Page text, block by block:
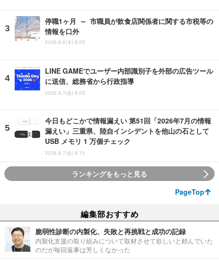
停職1ヶ月 ～ 市職員が飲食店関係者に関する市税等の
情報を口外
2026.8.6(木) 8:05
LINE GAMEでユーザー内部識別子を外部の広告ツール
に送信、総務省から行政指導
2026.8.7(金) 8:05
今日もどこかで情報漏えい 第51回「2026年7月の情報
漏えい」三重県、陸自インシデントを他山の石として
USB メモリ 1 万個チェック
2026.8.7(金) 8:15
ランキングをもっと見る
PageTop
編集部おすすめ
脆弱性診断の内製化、失敗と再挑戦と成功の記録
内製化支援の取り組みについて取材させて欲しいと頼んでいた
のだが毎回返事は芳しくなかった